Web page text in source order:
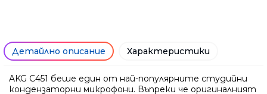
Детайлно описание Характеристики
AKG C451 беше един от най-популярните студийни
кондензаторни микрофони. Въпреки че оригиналният